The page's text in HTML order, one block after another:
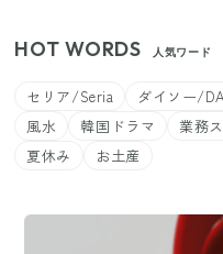
HOT WORDS 人気ワード
セリア/Seria ダイソー/
風水
韓国ドラマ 業務
夏休み
お土産